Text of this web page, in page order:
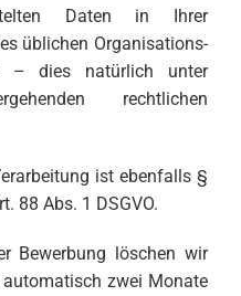
Daten in Ihrer
üblichen Organisations-
– dies natürlich unter
rechtlichen
ist ebenfalls §
88 Abs. 1 DSGVO.
Bewerbung löschen wir
zwei Monate